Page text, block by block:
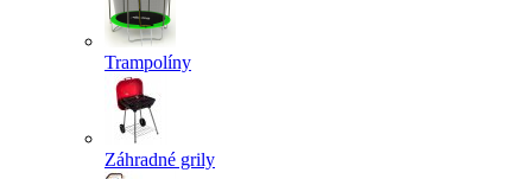
Trampolíny
Záhradné grily